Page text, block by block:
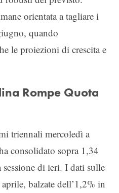
orientata a tagliare i
quando
le proiezioni di crescita e
Rompe Quota
triennali mercoledì a
consolidato sopra 1,34
di ieri. I dati sulle
balzate dell’1,2% in